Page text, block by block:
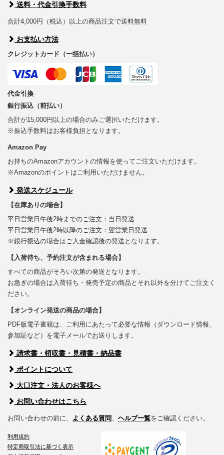
送料・代金引換手数料
合計4,000円（税込）以上の商品注文で送料無料
お支払い方法
クレジットカード（一括払い）
代金引換
銀行振込（前払い）
合計が15,000円以上の場合のみご選択いただけます。
※振込手数料はお客様負担となります。
Amazon Pay
お持ちのAmazonアカウントの情報を使ってご注文いただけます。
※Amazonのポイントはご利用いただけません。
発送スケジュール
【在庫ありの場合】
平日営業日午後2時までのご注文：当日発送
平日営業日午後2時以降のご注文：翌営業日発送
※銀行振込の場合はご入金確認後の発送となります。
【入荷待ち、予約注文が含まれる場合】
すべての商品がそろい次第の発送となります。
お急ぎの場合は入荷待ち・発売予定の商品とそれ以外を分けてご注文く
ださい。
【オンライン発送の商品の場合】
PDF版電子書籍は、ご利用にあたって必要な情報（ダウンロード情報、
参加証など）を電子メールでお送りします。
請求書・領収書・見積書・納品書
ポイントについて
大口注文・法人のお客様へ
お問い合わせはこちら
お問い合わせの前に、 よくある質問、 ヘルプ一覧をご確認ください。
利用規約
特定商取引法に基づく表示